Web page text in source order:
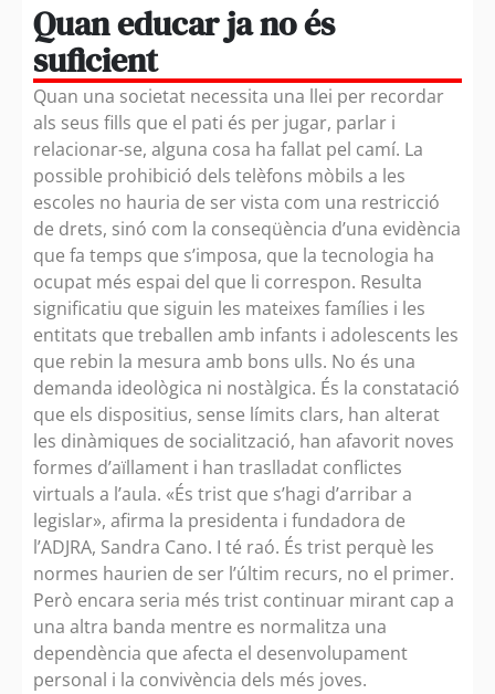
Quan educar ja no és
suficient
Quan una societat necessita una llei per recordar
als seus fills que el pati és per jugar, parlar i
relacionar-se, alguna cosa ha fallat pel camí. La
possible prohibició dels telèfons mòbils a les
escoles no hauria de ser vista com una restricció
de drets, sinó com la conseqüència d’una evidència
que fa temps que s’imposa, que la tecnologia ha
ocupat més espai del que li correspon. Resulta
significatiu que siguin les mateixes famílies i les
entitats que treballen amb infants i adolescents les
que rebin la mesura amb bons ulls. No és una
demanda ideològica ni nostàlgica. És la constatació
que els dispositius, sense límits clars, han alterat
les dinàmiques de socialització, han afavorit noves
formes d’aïllament i han traslladat conflictes
virtuals a l’aula. «És trist que s’hagi d’arribar a
legislar», afirma la presidenta i fundadora de
l’ADJRA, Sandra Cano. I té raó. És trist perquè les
normes haurien de ser l’últim recurs, no el primer.
Però encara seria més trist continuar mirant cap a
una altra banda mentre es normalitza una
dependència que afecta el desenvolupament
personal i la convivència dels més joves.